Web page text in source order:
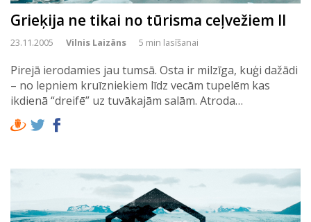
Grieķija ne tikai no tūrisma ceļvežiem II
23.11.2005 Vilnis Laizāns 5 min lasīšanai
Pirejā ierodamies jau tumsā. Osta ir milzīga, kuģi dažādi
– no lepniem kruīzniekiem līdz vecām tupelēm kas
ikdienā “dreifē” uz tuvākajām salām. Atroda…